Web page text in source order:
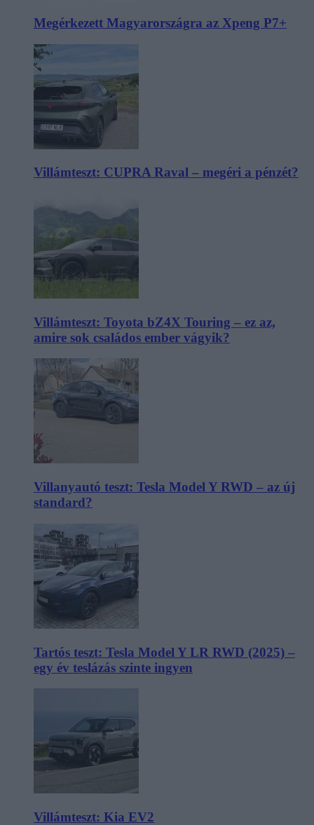
Megérkezett Magyarországra az Xpeng P7+
Villámteszt: CUPRA Raval – megéri a pénzét?
Villámteszt: Toyota bZ4X Touring – ez az,
amire sok családos ember vágyik?
Villanyautó teszt: Tesla Model Y RWD – az új
standard?
Tartós teszt: Tesla Model Y LR RWD (2025) –
egy év teslázás szinte ingyen
Villámteszt: Kia EV2